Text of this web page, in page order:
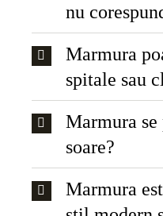
nu
Marmura
spitale sau
Marmura se
soare?
Marmura